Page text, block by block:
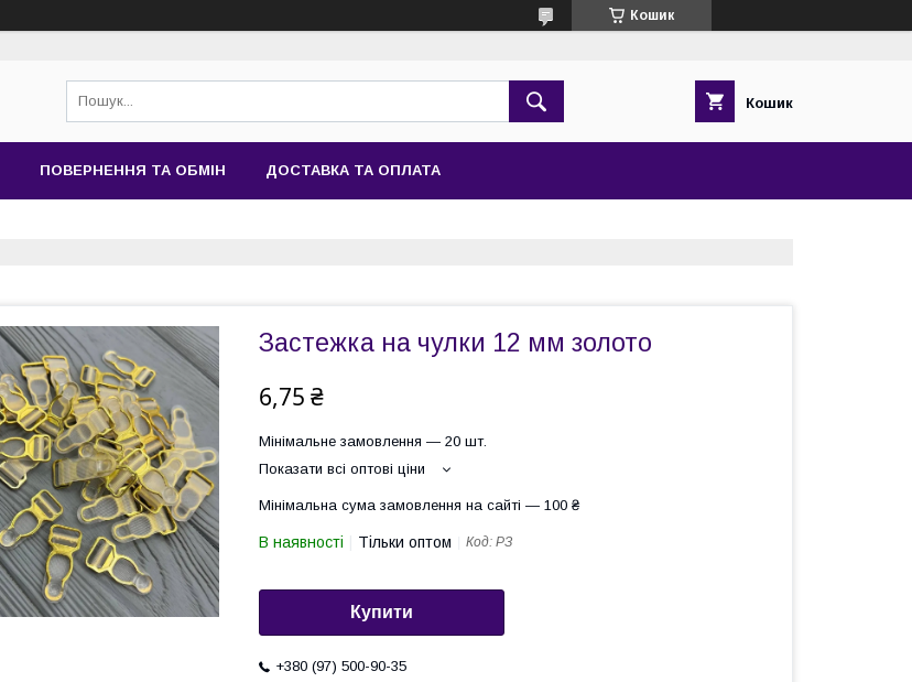
Кошик
Кошик
ПОВЕРНЕННЯ ТА ОБМІН ДОСТАВКА ТА ОПЛАТА
Застежка на чулки 12 мм золото
6,75 ₴
Мінімальне замовлення — 20 шт.
Показати всі оптові ціни
Мінімальна сума замовлення на сайті — 100 ₴
В наявності Тільки оптом Код: РЗ
Купити
+380 (97) 500-90-35